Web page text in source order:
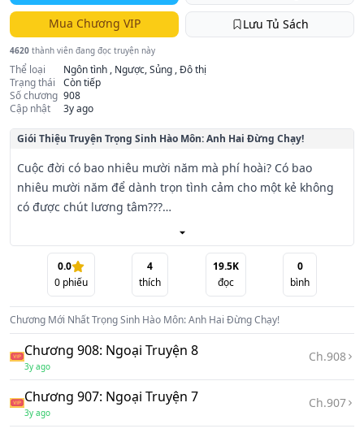
Mua Chương VIP Lưu Tủ Sách
4620 thành viên đang đọc truyện này
Thể loại
Ngôn tình , Ngược, Sủng , Đô thị
Trạng thái
Còn tiếp
Số chương 908
Cập nhật
3y ago
Giói Thiệu Truyện Trọng Sinh Hào Môn: Anh Hai Đừng Chạy!
Cuộc đời có bao nhiêu mười năm mà phí hoài? Có bao
nhiêu mười năm để dành trọn tình cảm cho một kẻ không
có được chút lương tâm???
Bốn năm thanh xuân, ba năm quen nhau, lại còn thêm
năm năm vợ chồng. Tình có mà nghĩa cũng không cạn.
Những lúc khó khăn cô bên
cạnh anh, những lúc gục ngã, cô nâng đỡ an ủi anh...
Nhưng rồi sao, cuối cùng anh ta vẫn phản bội cô.
- Mười hai năm qua cứ xem như tôi có mắt như mù. Chúng
ta chấm dứt đi!
0.0
0phiếu
4
thích
19.5K
đọc
0
bình
Chương Mới NhấtTrọng Sinh Hào Môn: Anh Hai Đừng Chạy!
Chương 908: Ngoại Truyện 8
3y ago
Ch.908
Chương 907: Ngoại Truyện 7
3y ago
Ch.907